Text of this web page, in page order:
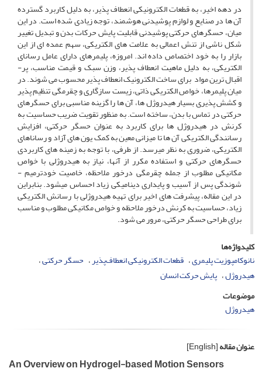
در دهه اخیر، به قطعات الکترونیکی انعطاف­ پذیر، به ­دلیل کاربرد گسترده
آن­ ها در صنایع و لوازم پوشیدنی هوشمند، توجه زیادی شده است. در این
میان، حسگرهای حرکتی پوشیدنی قابلیت پایش حرکات بدن و تبدیل تغییر
شکل ناشی از تنش اعمالی به علامت­ های الکتریکی، سهم عمده­ ای از این
بازار را به خود اختصاص داده ­اند. امروزه، پلیمرهای دارای عامل رسانای
الکتریکی، به ­دلیل ماهیت انعطاف­ پذیر، وزن سبک و قیمت مناسب، پر­
اقبال ­ترین مواد برای ساخت الکترونیک انعطاف ­پذیر محسوب می ­شوند. در
میان پلیمرها، خواص الکتریکی ذاتی، زیست ­سازگاری و چقرمگی تنظیم ­پذیر
و کشش ­پذیری بسیار هیدروژل­ ها، آن­ ها را گزینه مناسبی برای حسگرهای
حرکتی در تماس با بدن، ساخته است. به­ منظور تقویت ضریب حساسیت به
کرنش در هیدروژل­ ها برای کاربرد به­ عنوان حسگر حرکتی، افزایش
رسانندگی الکتریکی آن ­ها تا میزانی معین به­ کمک یون­ های آزاد و رساناهای
الکتریکی، ضروری به ­نظر می­رسد. از طرفی، با توجه به زمینه­ های کاربردی
حسگرهای حرکتی و استفاده مکرر از آن­ها، نیاز به هیدروژلی با خواص
مکانیکی مطلوب از جمله چقرمگی درخور ملاحظه، خاصیت خودترمیم ­
شوندگی پس از آسیب و پایداری دینامیکی زیاد احساس می­شود. بنابراین
در این مقاله، پیشرفت ­های اخیر برای تهیه هیدروژلی با رسانش الکتریکی
زیاد، حساسیت به کرنش درخور ملاحظه و خواص مکانیکی مطلوب و مناسب
برای طراحی حسگر حرکتی، مرور می ­شود.
کلیدواژه‌ها
نانوکامپوزیت پلیمری قطعات الکترونیکی انعطاف‌پذیر حسگر حرکتی
هیدروژل پایش حرکت انسان
موضوعات
هیدروژل
عنوان مقاله[English]
An Overview on Hydrogel-based Motion Sensors